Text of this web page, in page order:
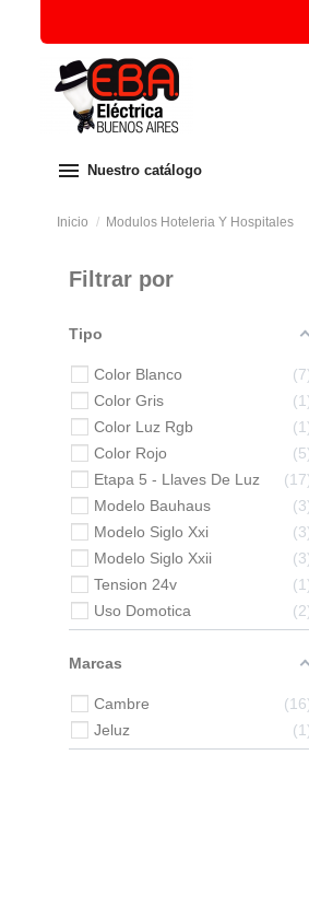
menu Nuestro catálogo
Inicio Modulos Hoteleria Y Hospitales
Filtrar por
Tipo
Color Blanco
7
Color Gris
1
Color Luz Rgb
1
Color Rojo
5
Etapa 5 - Llaves De Luz
17
Modelo Bauhaus
3
Modelo Siglo Xxi
3
Modelo Siglo Xxii
3
Tension 24v
1
Uso Domotica
2
Marcas
Cambre
16
Jeluz
1